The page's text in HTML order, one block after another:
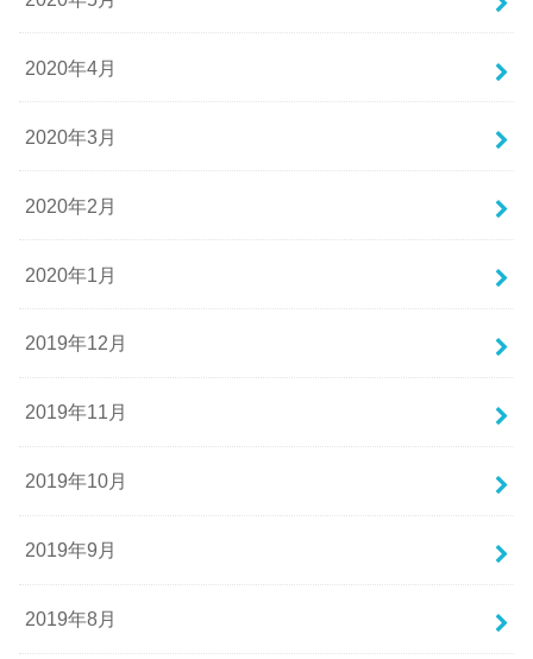
2020年4月
2020年3月
2020年2月
2020年1月
2019年12月
2019年11月
2019年10月
2019年9月
2019年8月